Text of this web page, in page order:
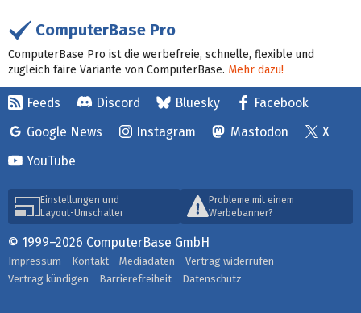
ComputerBase Pro
ComputerBase Pro ist die werbefreie, schnelle, flexible und
zugleich faire Variante von ComputerBase. Mehr dazu!
Feeds Discord Bluesky
Facebook
Google News
Instagram Mastodon
X
YouTube
Einstellungen und
Layout-Umschalter
Probleme mit einem
Werbebanner?
© 1999–2026 ComputerBase GmbH
Impressum Kontakt Mediadaten
Vertrag widerrufen
Vertrag kündigen
Barrierefreiheit Datenschutz